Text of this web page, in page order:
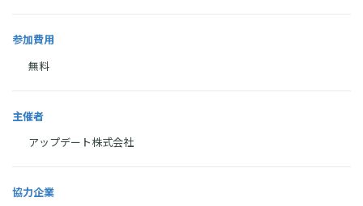
参加費用
無料
主催者
アップデート株式会社
協力企業